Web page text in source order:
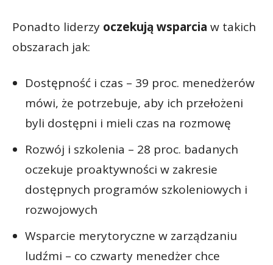
Ponadto liderzy oczekują wsparcia w takich
obszarach jak:
Dostępność i czas – 39 proc. menedżerów
mówi, że potrzebuje, aby ich przełożeni
byli dostępni i mieli czas na rozmowę
Rozwój i szkolenia – 28 proc. badanych
oczekuje proaktywności w zakresie
dostępnych programów szkoleniowych i
rozwojowych
Wsparcie merytoryczne w zarządzaniu
ludźmi – co czwarty menedżer chce